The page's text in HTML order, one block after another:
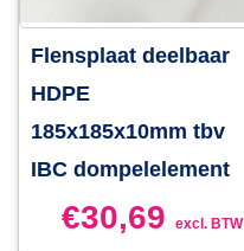
Flensplaat deelbaar
HDPE
185x185x10mm tbv
IBC dompelelement
€30,69 excl. BTW